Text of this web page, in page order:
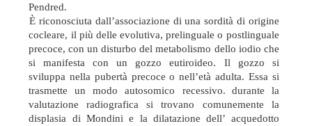
Pendred.
È riconosciuta dall’associazione di una sordità di origine
cocleare, il più delle evolutiva, prelinguale o postlinguale
precoce, con un disturbo del metabolismo dello iodio che
si manifesta con un gozzo eutiroideo. Il gozzo si
sviluppa nella pubertà precoce o nell’età adulta. Essa si
trasmette un modo autosomico recessivo.
durante la
valutazione radiografica si trovano comunemente la
displasia di Mondini e la dilatazione dell’ acquedotto